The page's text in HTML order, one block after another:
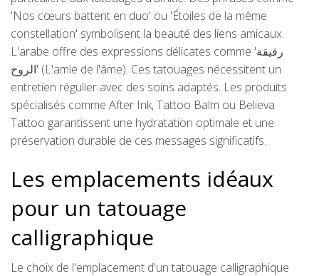
'Nos cœurs battent en duo' ou 'Étoiles de la même
constellation' symbolisent la beauté des liens amicaux.
L'arabe offre des expressions délicates comme 'رفيقة
الروح' (L'amie de l'âme). Ces tatouages nécessitent un
entretien régulier avec des soins adaptés. Les produits
spécialisés comme After Ink, Tattoo Balm ou Believa
Tattoo garantissent une hydratation optimale et une
préservation durable de ces messages significatifs.
Les emplacements idéaux
pour un tatouage
calligraphique
Le choix de l'emplacement d'un tatouage calligraphique